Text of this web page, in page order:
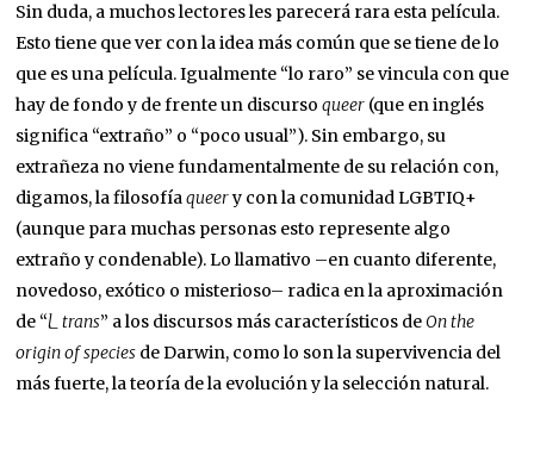
Sin duda, a muchos lectores les parecerá rara esta película.
Esto tiene que ver con la idea más común que se tiene de lo
que es una película. Igualmente “lo raro” se vincula con que
hay de fondo y de frente un discursoqueer (que en inglés
significa “extraño” o “poco usual”). Sin embargo, su
extrañeza no viene fundamentalmente de su relación con,
digamos, la filosofíaqueery con la comunidad LGBTIQ+
(aunque para muchas personas esto represente algo
extraño y condenable). Lo llamativo –en cuanto diferente,
novedoso, exótico o misterioso– radica en la aproximación
de “l_ trans” a los discursos más característicos de On the
origin of species de Darwin, como lo son la supervivencia del
más fuerte, la teoría de la evolución y la selección natural.